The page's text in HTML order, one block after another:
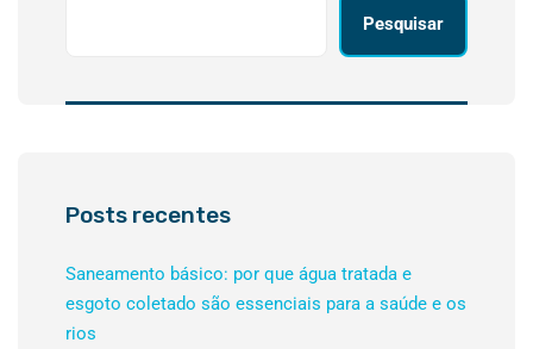
Pesquisar
Posts recentes
Saneamento básico: por que água tratada e
esgoto coletado são essenciais para a saúde e os
rios